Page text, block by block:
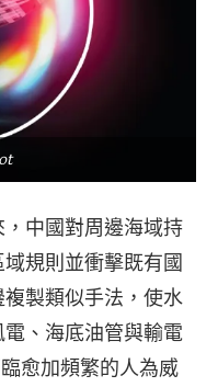
，中國對周邊海域持
規則並衝擊既有國
製類似手法，使水
、海底油管與輸電
愈加頻繁的人為威